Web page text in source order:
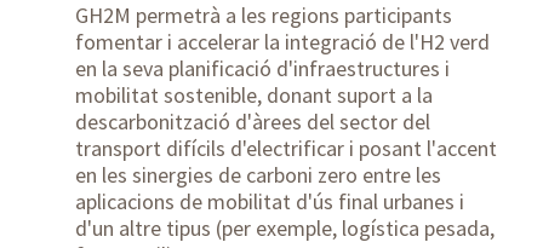
GH2M permetrà a les regions participants
fomentar i accelerar la integració de l'H2 verd
en la seva planificació d'infraestructures i
mobilitat sostenible, donant suport a la
descarbonització d'àrees del sector del
transport difícils d'electrificar i posant l'accent
en les sinergies de carboni zero entre les
aplicacions de mobilitat d'ús final urbanes i
d'un altre tipus (per exemple, logística pesada,